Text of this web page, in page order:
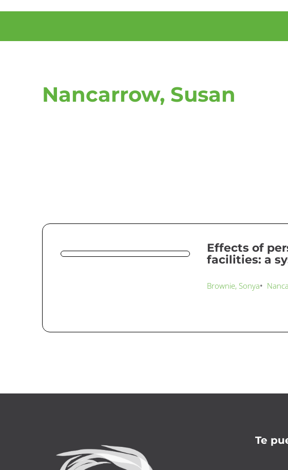
Nancarrow, Susan
Effects of
facilities: a
Brownie, Sonya•
Te